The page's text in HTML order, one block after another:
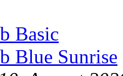
Basic
Blue Sunrise